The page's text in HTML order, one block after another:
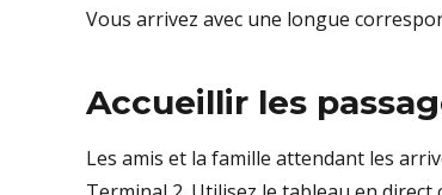
Vous arrivez avec une longue
Accueillir les
Les amis et la famille attendant les